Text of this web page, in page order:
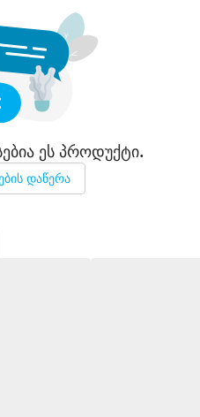
ეს პროდუქტი.
დაწერა